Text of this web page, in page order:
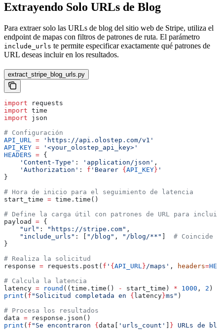
Extrayendo Solo URLs de Blog
Para extraer solo las URLs de blog del sitio web de Stripe, utiliza el
endpoint de mapas con filtros de patrones de ruta. El parámetro
include_urls te permite especificar exactamente qué patrones de
URL deseas incluir en los resultados.
extract_stripe_blog_urls.py
import requests
import time
import json
# Configuración
API_URL = 'https://api.olostep.com/v1'
API_KEY = '<your_olostep_api_key>'
HEADERS = {
    'Content-Type'
: 'application/json' ,
    'Authorization'
: f 'Bearer { API_KEY } '
}
# Hora de inicio para el seguimiento de latencia
start_time = time.time()
# Define la carga útil con patrones de URL para incluir
payload = {
    "url"
: "https://stripe.com" ,
    "include_urls"
: [ "/blog" , "/blog/**"
# Coincide
}
# Realiza la solicitud
response = requests.post( f ' { API_URL }/maps' , headers=
# Calcula la latencia
latency = round ((time.time() - start_time) * 1000 , 2 )
print ( f "Solicitud completada en { latency }ms" )
# Procesa los resultados
data = response.json()
print ( f "Se encontraron { data[ 'urls_count' } URLs de